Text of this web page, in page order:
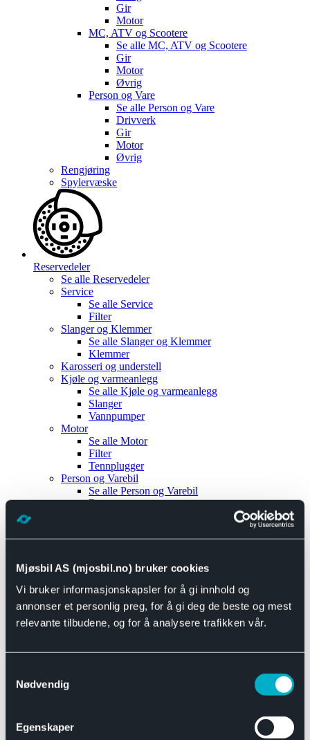
Mjøsbil AS (mjosbil.no) bruker cookies
Vi bruker informasjonskapsler for å gi innhold og
annonser et personlig preg, for å gi deg de beste og mest
relevante tilbudene, og for å analysere trafikken vår.
Nødvendig
Egenskaper
Gir
Motor
MC, ATV og Scootere
Se alle MC, ATV og Scootere
Gir
Motor
Øvrig
Person og Vare
Se alle Person og Vare
Drivverk
Gir
Motor
Øvrig
Rengjøring
Spylervæske
Reservedeler
Se alle Reservedeler
Service
Se alle Service
Filter
Slanger og Klemmer
Se alle Slanger og Klemmer
Klemmer
Karosseri og understell
Kjøle og varmeanlegg
Se alle Kjøle og varmeanlegg
Slanger
Vannpumper
Motor
Se alle Motor
Filter
Tennplugger
Person og Varebil
Se alle Person og Varebil
Brems
Motor og drivverk
Se alle Universal
Bremsedeler
Se alle Bremsedeler
Bremsenippler
Drivline og motor
Se alle Drivline og motor
Eksosanlegg